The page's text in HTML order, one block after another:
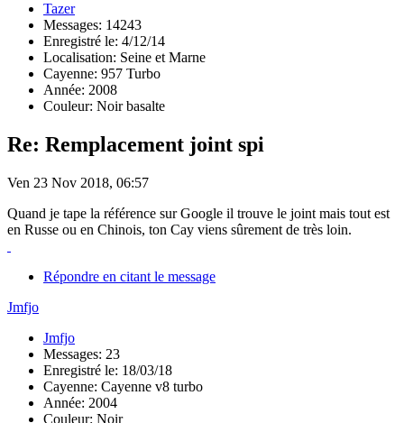
Tazer
Messages: 14243
Enregistré le: 4/12/14
Localisation: Seine et Marne
Cayenne: 957 Turbo
Année: 2008
Couleur: Noir basalte
Re: Remplacement joint spi
Ven 23 Nov 2018, 06:57
Quand je tape la référence sur Google il trouve le joint mais tout est
en Russe ou en Chinois, ton Cay viens sûrement de très loin.
Répondre en citant le message
Jmfjo
Jmfjo
Messages: 23
Enregistré le: 18/03/18
Cayenne: Cayenne v8 turbo
Année: 2004
Couleur: Noir